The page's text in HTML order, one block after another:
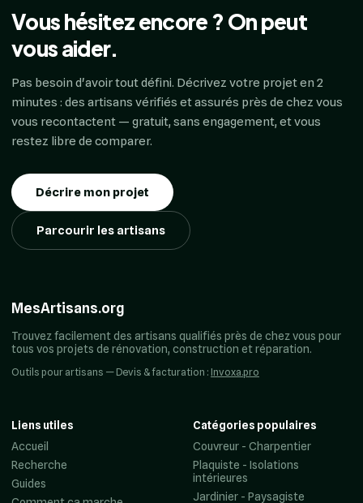
Vous hésitez encore ? On peut
vous aider.
Pas besoin d'avoir tout défini. Décrivez votre projet en 2
minutes : des artisans vérifiés et assurés près de chez vous
vous recontactent — gratuit, sans engagement, et vous
restez libre de comparer.
Décrire mon projet
Parcourir les artisans
MesArtisans.org
Trouvez facilement des artisans qualifiés près de chez vous pour
tous vos projets de rénovation, construction et réparation.
Outils pour artisans — Devis & facturation : Invoxa.pro
Liens utiles
Accueil
Recherche
Guides
Catégories populaires
Couvreur - Charpentier
Plaquiste - Isolations
intérieures
Jardinier - Paysagiste